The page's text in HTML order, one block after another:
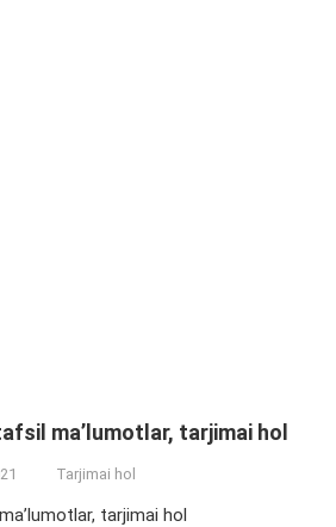
ma’lumotlar, tarjimai hol
Tarjimai hol